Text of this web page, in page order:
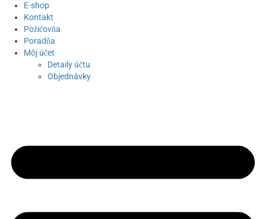
E-shop
Kontakt
Požičovňa
Poradňa
Môj účet
Detaily účtu
Objednávky